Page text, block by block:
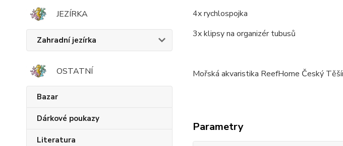
JEZÍRKA
Zahradní jezírka
OSTATNÍ
Bazar
Dárkové poukazy
Literatura
4x rychlospojka
3x klipsy na organizér tubusů
Mořská akvaristika ReefHome Český
Parametry